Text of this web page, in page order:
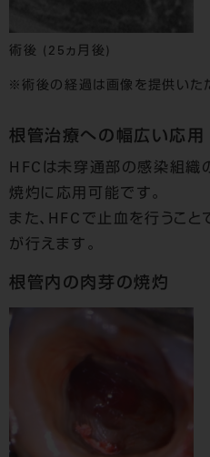
術後 (25ヵ月後)
術後の経過は画像を提供いた
根管治療への幅広い応用
HFCは未穿通部の感染組織
焼灼に応用可能です。
また、HFCで止血を行うこと
が行えます。
根管内の肉芽の焼灼